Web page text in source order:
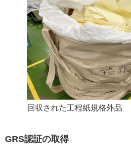
回収された工程紙規格外品
GRS認証の取得